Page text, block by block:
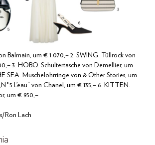
Balmain, um € 1.070,– 2. SWING. Tüllrock von
3. HOBO. Schultertasche von Demellier, um
SEA. Muschelohrringe von & Other Stories, um
L’eau“ von Chanel, um € 135,– 6. KITTEN.
um € 950,–
Ron Lach